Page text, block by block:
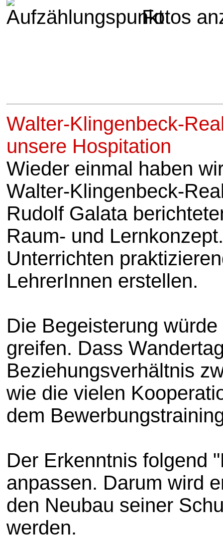
Fotos
Walter-Klingenbeck-
unsere Hospitation
Wieder einmal haben
Walter-Klingenbeck-
Rudolf Galata
Raum- und
Unterrichten
LehrerInnen erstellen.
Die Begeisterung
greifen. Dass
Beziehungsverhältnis
wie die vielen
dem
Der Erkenntnis folgend
anpassen. Darum wird
den Neubau seiner
werden.